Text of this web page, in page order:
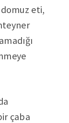
eti,
çaba